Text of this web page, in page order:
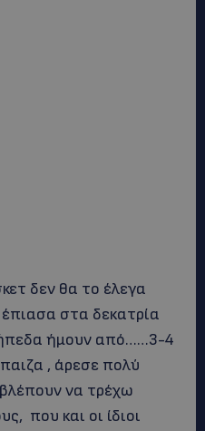
δεν θα το έλεγα
στα δεκατρία
ήμουν από……3-4
, άρεσε πολύ
να τρέχω
που και οι ίδιοι